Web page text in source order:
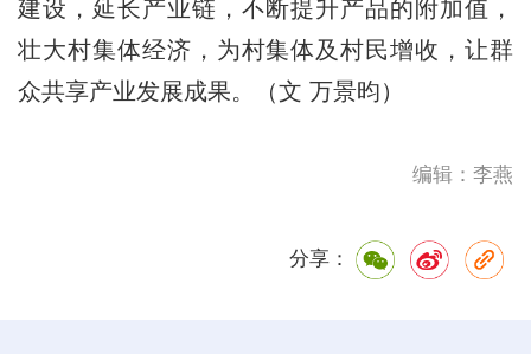
建设，延长产业链，不断提升产品的附加值，
壮大村集体经济，为村集体及村民增收，让群
众共享产业发展成果。（文 万景昀）
编辑：李燕
分享：